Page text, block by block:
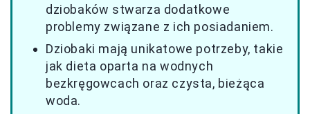
dziobaków stwarza dodatkowe
problemy związane z ich posiadaniem.
Dziobaki mają unikatowe potrzeby, takie
jak dieta oparta na wodnych
bezkręgowcach oraz czysta, bieżąca
woda.